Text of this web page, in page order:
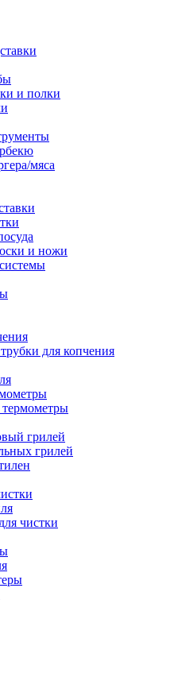
и полки
мяса
и ножи
для копчения
грилей
грилей
чистки